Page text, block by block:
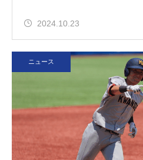
2024.10.23
ニュース